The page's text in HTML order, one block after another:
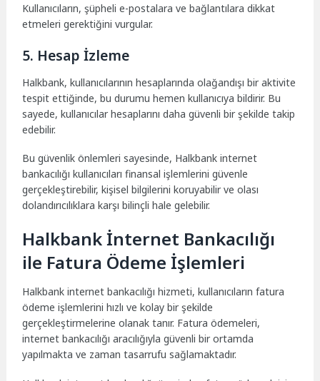
Kullanıcıların, şüpheli e-postalara ve bağlantılara dikkat
etmeleri gerektiğini vurgular.
5. Hesap İzleme
Halkbank, kullanıcılarının hesaplarında olağandışı bir aktivite
tespit ettiğinde, bu durumu hemen kullanıcıya bildirir. Bu
sayede, kullanıcılar hesaplarını daha güvenli bir şekilde takip
edebilir.
Bu güvenlik önlemleri sayesinde, Halkbank internet
bankacılığı kullanıcıları finansal işlemlerini güvenle
gerçekleştirebilir, kişisel bilgilerini koruyabilir ve olası
dolandırıcılıklara karşı bilinçli hale gelebilir.
Halkbank İnternet Bankacılığı
ile Fatura Ödeme İşlemleri
Halkbank internet bankacılığı hizmeti, kullanıcıların fatura
ödeme işlemlerini hızlı ve kolay bir şekilde
gerçekleştirmelerine olanak tanır. Fatura ödemeleri,
internet bankacılığı aracılığıyla güvenli bir ortamda
yapılmakta ve zaman tasarrufu sağlamaktadır.